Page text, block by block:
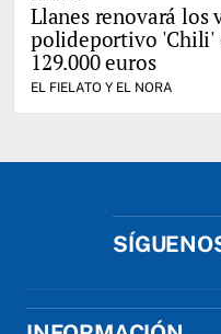
Llanes renovará los
polideportivo 'Chili'
129.000 euros
EL FIELATO Y EL NORA